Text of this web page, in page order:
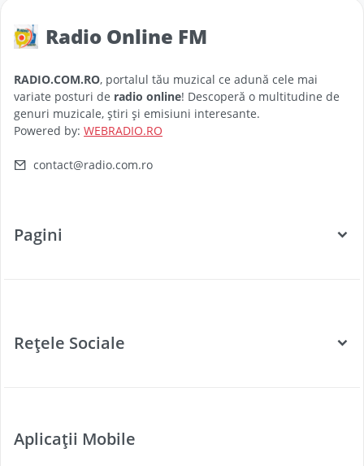
Radio Online FM
RADIO.COM.RO, portalul tău muzical ce adună cele mai
variate posturi de radio online! Descoperă o multitudine de
genuri muzicale, știri și emisiuni interesante.
Powered by: WEBRADIO.RO
contact@radio.com.ro
Pagini
Țări
Rețele Sociale
Aplicații Mobile